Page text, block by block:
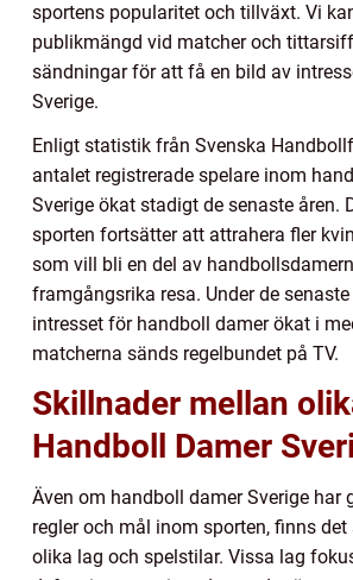
sportens popularitet och tillväxt. Vi
publikmängd vid matcher och
sändningar för att få en bild av
Sverige.
Enligt statistik från Svenska
antalet registrerade spelare inom
Sverige ökat stadigt de senaste åren.
sporten fortsätter att attrahera fler
som vill bli en del av
framgångsrika resa. Under de
intresset för handboll damer ökat i
matcherna sänds regelbundet på TV.
Skillnader mellan
Handboll Damer
Även om handboll damer Sverige har
regler och mål inom sporten, finns
olika lag och spelstilar. Vissa lag